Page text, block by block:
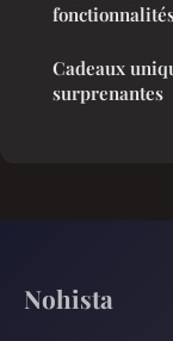
Cadeaux
surprenantes
Nohista